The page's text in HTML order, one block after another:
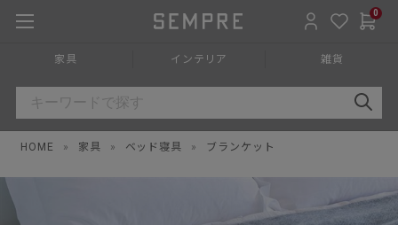
0
家具 インテリア 雑貨
HOME » 家具 » ベッド寝具 » ブランケット